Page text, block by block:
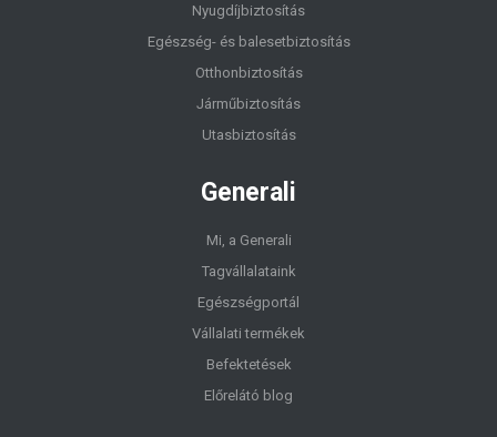
Nyugdíjbiztosítás
Egészség- és balesetbiztosítás
Otthonbiztosítás
Járműbiztosítás
Utasbiztosítás
Generali
Mi, a Generali
Tagvállalataink
Egészségportál
Vállalati termékek
Befektetések
Előrelátó blog